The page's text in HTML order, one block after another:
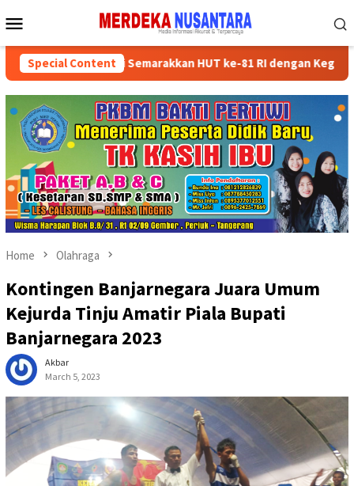
to
Menu
Special Content
Partai Semarakkan HUT ke-81 RI dengan Kegiatan Sosial
Home Olahraga
Kontingen Banjarnegara Juara Umum
Kejurda Tinju Amatir Piala Bupati
Banjarnegara 2023
Akbar
March 5, 2023